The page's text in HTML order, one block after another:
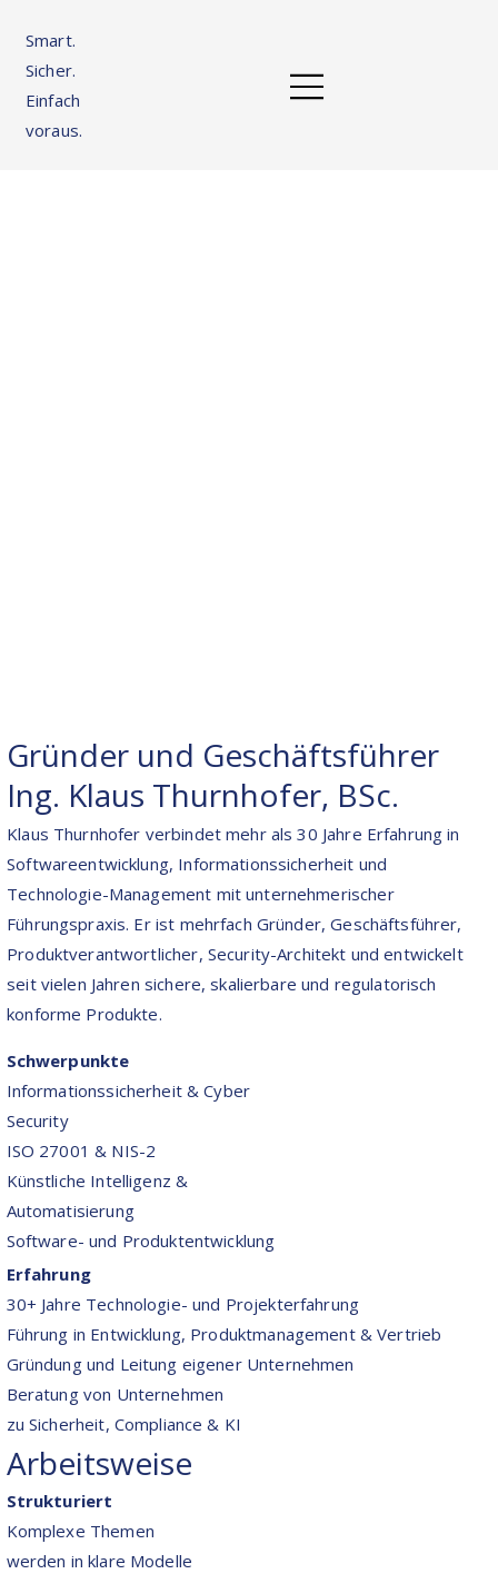
Smart.
Sicher.
Einfach
voraus.
Gründer und Geschäftsführer
Ing. Klaus Thurnhofer, BSc.
Klaus Thurnhofer verbindet mehr als 30 Jahre Erfahrung in
Softwareentwicklung, Informationssicherheit und
Technologie-Management mit unternehmerischer
Führungspraxis. Er ist mehrfach Gründer, Geschäftsführer,
Produktverantwortlicher, Security-Architekt und entwickelt
seit vielen Jahren sichere, skalierbare und regulatorisch
konforme Produkte.
Schwerpunkte
Informationssicherheit & Cyber
Security
ISO 27001 & NIS-2
Künstliche Intelligenz &
Automatisierung
Software- und Produktentwicklung
Erfahrung
30+ Jahre Technologie- und Projekterfahrung
Führung in Entwicklung, Produktmanagement & Vertrieb
Gründung und Leitung eigener Unternehmen
Beratung von Unternehmen
zu Sicherheit, Compliance & KI
Arbeitsweise
Strukturiert
Komplexe Themen
werden in klare Modelle